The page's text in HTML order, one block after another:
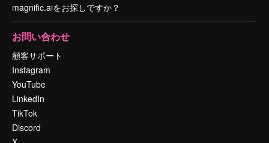
magnific.aiをお探しですか？
お問い合わせ
顧客サポート
Instagram
YouTube
LinkedIn
TikTok
Discord